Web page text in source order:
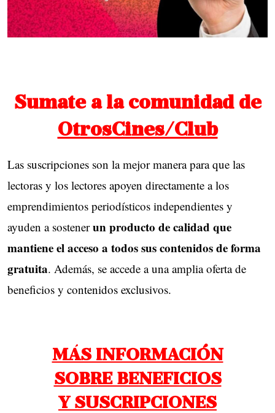
Sumate a la comunidad de
OtrosCines/Club
Las suscripciones son la mejor manera para que las
lectoras y los lectores apoyen directamente a los
emprendimientos periodísticos independientes y
ayuden a sostenerun producto de calidad que
mantiene el acceso a todos sus contenidos de forma
gratuita. Además, se accede a una amplia oferta de
beneficios y contenidos exclusivos.
MÁS INFORMACIÓN
SOBRE BENEFICIOS
Y SUSCRIPCIONES